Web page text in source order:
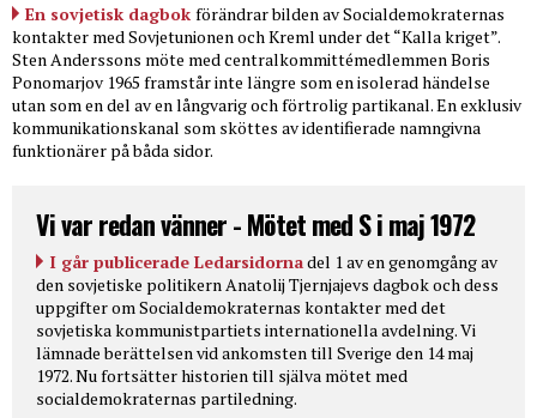
En sovjetisk dagbok förändrar bilden av Socialdemokraternas
kontakter med Sovjetunionen och Kreml under det “Kalla kriget”.
Sten Anderssons möte med centralkommittémedlemmen Boris
Ponomarjov 1965 framstår inte längre som en isolerad händelse
utan som en del av en långvarig och förtrolig partikanal. En exklusiv
kommunikationskanal som sköttes av identifierade namngivna
funktionärer på båda sidor.
Vi var redan vänner - Mötet med S i maj 1972
I går publicerade Ledarsidornadel 1 av en genomgång av
den sovjetiske politikern Anatolij Tjernjajevs dagbok och dess
uppgifter om Socialdemokraternas kontakter med det
sovjetiska kommunistpartiets internationella avdelning. Vi
lämnade berättelsen vid ankomsten till Sverige den 14 maj
1972. Nu fortsätter historien till själva mötet med
socialdemokraternas partiledning.